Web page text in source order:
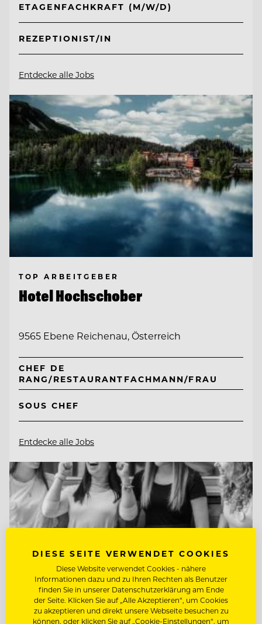
ETAGENFACHKRAFT (M/W/D)
REZEPTIONIST/IN
Entdecke alle Jobs
TOP ARBEITGEBER
Hotel Hochschober
9565 Ebene Reichenau, Österreich
CHEF DE
RANG/RESTAURANTFACHMANN/FRAU
SOUS CHEF
Entdecke alle Jobs
DIESE SEITE VERWENDET COOKIES
Diese Website verwendet Cookies - nähere
Informationen dazu und zu Ihren Rechten als Benutzer
finden Sie in unserer Datenschutzerklärung am Ende
der Seite. Klicken Sie auf „Alle Akzeptieren“, um Cookies
zu akzeptieren und direkt unsere Webseite besuchen zu
können, oder klicken Sie auf „Cookie-Einstellungen“, um